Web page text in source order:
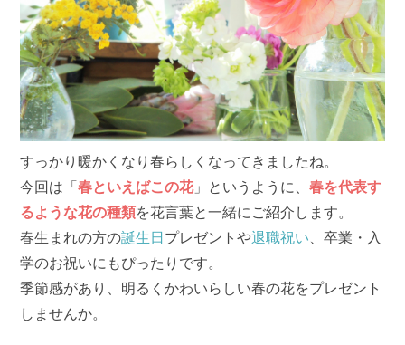
すっかり暖かくなり春らしくなってきましたね。
今回は「春といえばこの花」というように、春を代表す
るような花の種類を花言葉と一緒にご紹介します。
春生まれの方の誕生日 プレゼントや退職祝い 、卒業・入
学のお祝いにもぴったりです。
季節感があり、明るくかわいらしい春の花をプレゼント
しませんか。